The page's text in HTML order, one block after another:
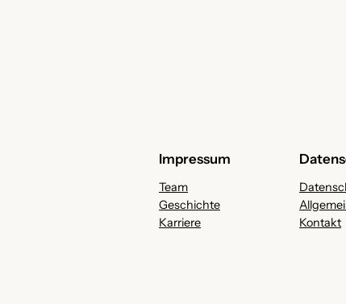
Impressum
Team
Geschichte
Karriere
Kontakt